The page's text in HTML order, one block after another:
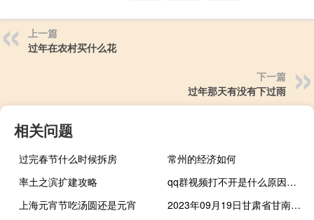
上一篇
过年在农村买什么花
下一篇
过年那天有没有下过雨
相关问题
过完春节什么时候拆房
常州的经济如何
率土之滨扩建攻略
qq群视频打不开是什么原因（qq群视频进不去怎么办）
上海元宵节吃汤圆还是元宵
2023年09月19日甘肃省甘南藏族自治州疫情大数据-今日/今天疫情全网搜索最新实时消息动态情况通知播报